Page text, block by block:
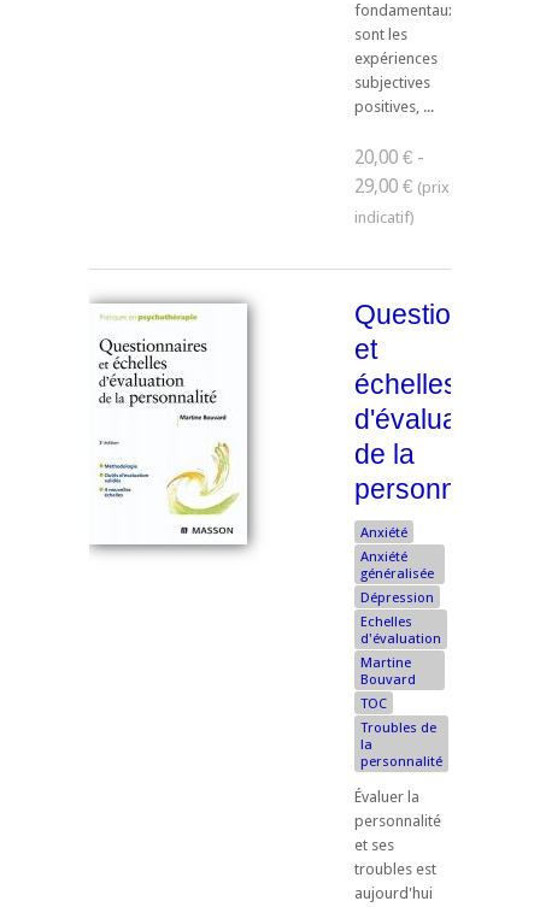
fondamentaux
sont les
expériences
subjectives
positives, ...
20,00 € -
29,00 €
et
échelles
d'évaluation
de la
personnalité
Anxiété
Anxiété
généralisée
Dépression
Echelles
d'évaluation
Martine
Bouvard
TOC
Troubles de
la
personnalité
Évaluer la
personnalité
et ses
troubles est
aujourd'hui